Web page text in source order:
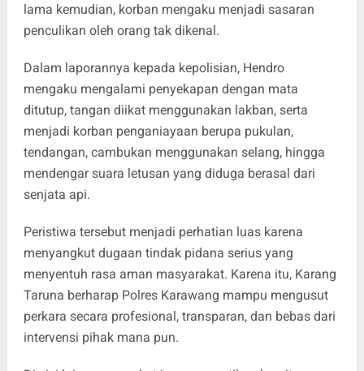
lama kemudian, korban mengaku menjadi sasaran
penculikan oleh orang tak dikenal.
Dalam laporannya kepada kepolisian, Hendro
mengaku mengalami penyekapan dengan mata
ditutup, tangan diikat menggunakan lakban, serta
menjadi korban penganiayaan berupa pukulan,
tendangan, cambukan menggunakan selang, hingga
mendengar suara letusan yang diduga berasal dari
senjata api.
Peristiwa tersebut menjadi perhatian luas karena
menyangkut dugaan tindak pidana serius yang
menyentuh rasa aman masyarakat. Karena itu, Karang
Taruna berharap Polres Karawang mampu mengusut
perkara secara profesional, transparan, dan bebas dari
intervensi pihak mana pun.